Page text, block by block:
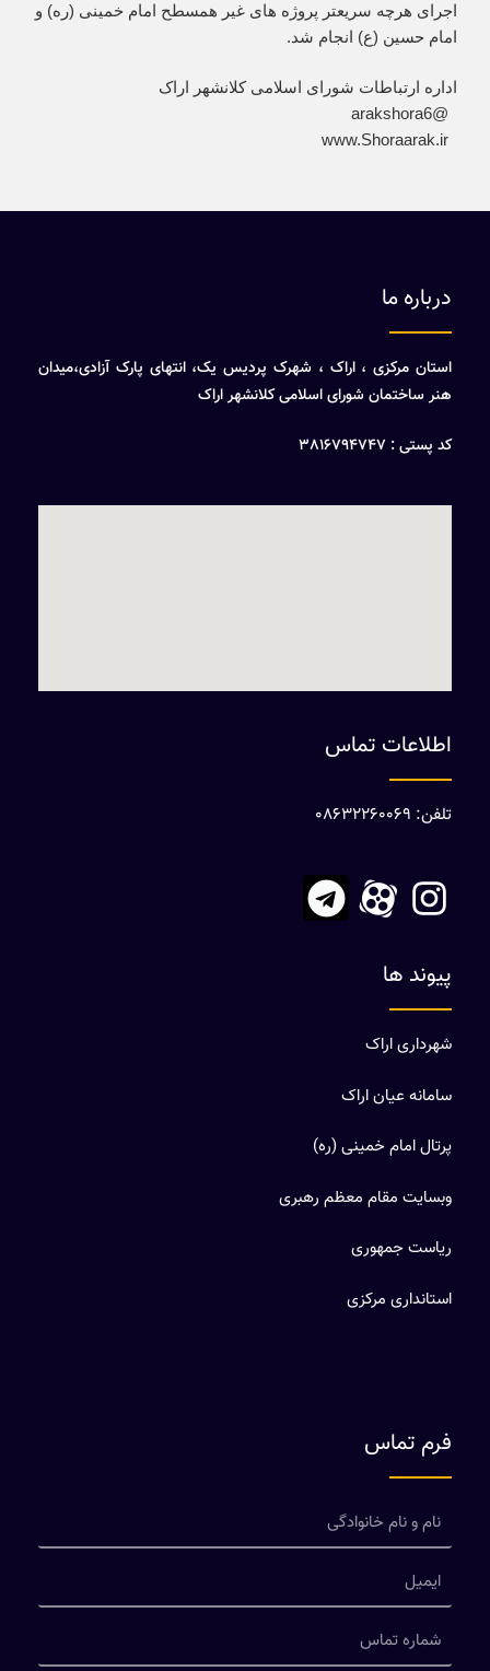
اجرای هرچه سریعتر پروژه های غیر همسطح امام خمینی (ره) و
امام حسین (ع) انجام شد.
اداره ارتباطات شورای اسلامی کلانشهر اراک
‏ @arakshora6
درباره ما
استان مرکزی ، اراک ، شهرک پردیس یک، انتهای پارک آزادی،میدان
هنر ساختمان شورای اسلامی کلانشهر اراک
کد پستی : 3816794747
اطلاعات تماس
تلفن: 08632260069
پیوند ها
شهرداری اراک
سامانه عیان اراک
پرتال امام خمینی (ره)
وبسایت مقام معظم رهبری
ریاست جمهوری
استانداری مرکزی
فرم تماس